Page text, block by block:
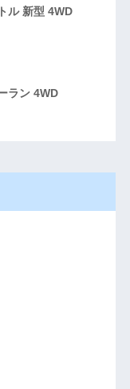
ル 新型 4WD
ラン 4WD